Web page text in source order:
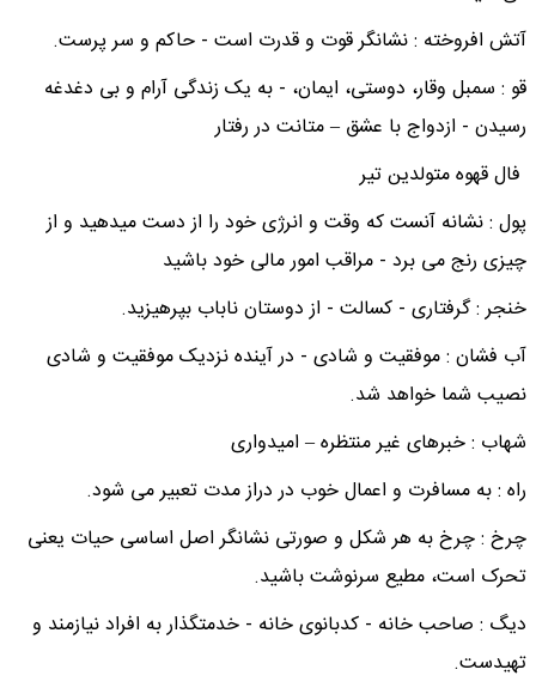
آتش افروخته : نشانگر قوت و قدرت است - حاکم و سر پرست.
قو : سمبل وقار، دوستی، ایمان، - به یک زندگی آرام و بی دغدغه
رسیدن - ازدواج با عشق – متانت در رفتار​
فال قهوه متولدین تیر
پول : نشانه آنست که وقت و انرژی خود را از دست میدهید و از
چیزی رنج می برد - مراقب امور مالی خود باشید
خنجر : گرفتاری - کسالت - از دوستان ناباب بپرهیزید.
آب فشان : موفقیت و شادی - در آینده نزدیک موفقیت و شادی
نصیب شما خواهد شد.
شهاب : خبرهای غیر منتظره – امیدواری
راه : به مسافرت و اعمال خوب در دراز مدت تعبیر می شود.
چرخ : چرخ به هر شکل و صورتی نشانگر اصل اساسی حیات یعنی
تحرک است، مطیع سرنوشت باشید.
دیگ : صاحب خانه - کدبانوی خانه - خدمتگذار به افراد نیازمند و
تهیدست.​